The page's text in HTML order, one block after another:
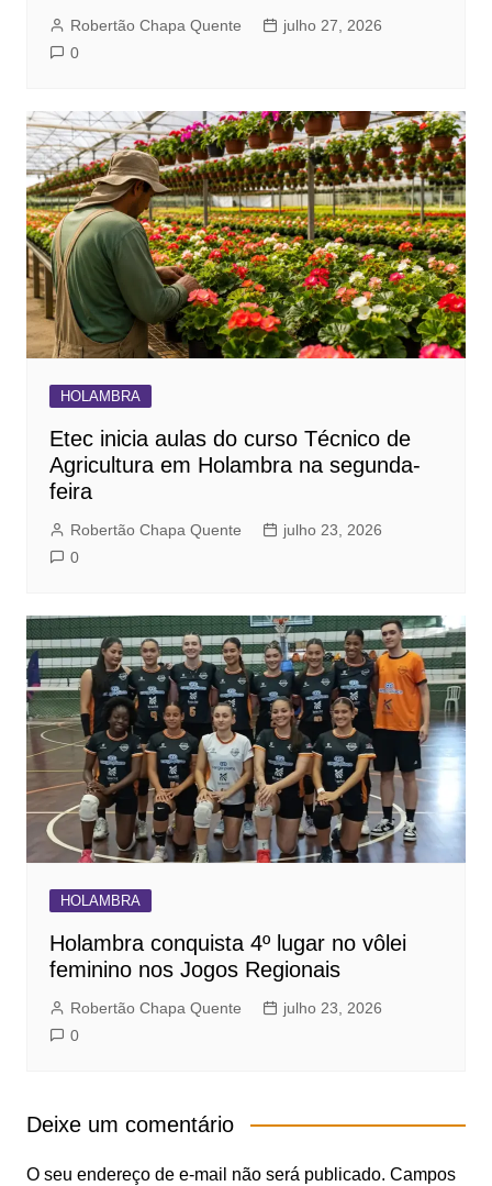
Robertão Chapa Quente
julho 27, 2026
0
HOLAMBRA
Etec inicia aulas do curso Técnico de
Agricultura em Holambra na segunda-
feira
Robertão Chapa Quente
julho 23, 2026
0
HOLAMBRA
Holambra conquista 4º lugar no vôlei
feminino nos Jogos Regionais
Robertão Chapa Quente
julho 23, 2026
0
Deixe um comentário
O seu endereço de e-mail não será publicado. Campos